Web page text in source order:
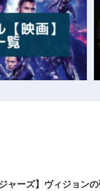
ャーズ】ヴィジョン